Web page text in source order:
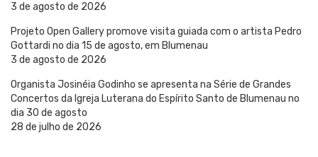
3 de agosto de 2026
Projeto Open Gallery promove visita guiada com o artista Pedro
Gottardi no dia 15 de agosto, em Blumenau
3 de agosto de 2026
Organista Josinéia Godinho se apresenta na Série de Grandes
Concertos da Igreja Luterana do Espírito Santo de Blumenau no
dia 30 de agosto
28 de julho de 2026